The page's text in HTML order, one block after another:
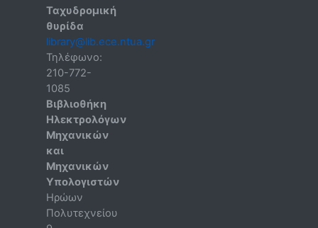
Ταχυδρομική
θυρίδα
library@lib.ece.ntua.gr
Τηλέφωνο:
210-772-
1085
Βιβλιοθήκη
Ηλεκτρολόγων
Μηχανικών
και
Μηχανικών
Υπολογιστών
Ηρώων
Πολυτεχνείου